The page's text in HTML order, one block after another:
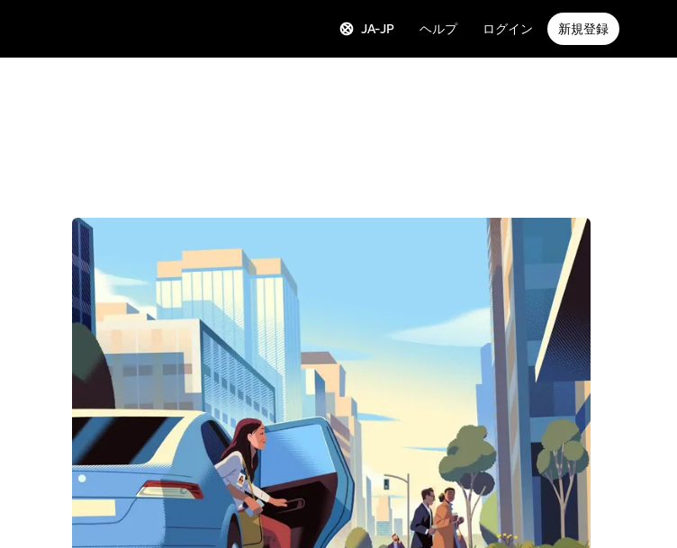
JA-JP ヘルプ ログイン 新規登録